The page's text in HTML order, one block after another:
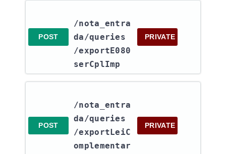
POST
/nota_entra
da​/queries​
/exportE080
serCplImp
PRIVATE
POST
/nota_entra
da​/queries​
/exportLeiC
omplementar
PRIVATE